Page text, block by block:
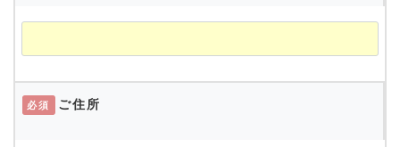
必須 ご住所